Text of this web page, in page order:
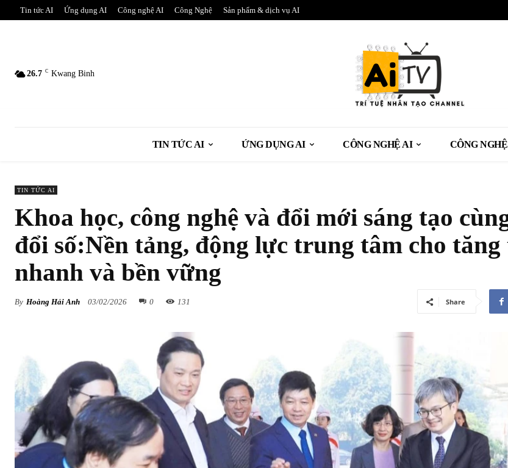
Tin tức AI Ứng dụng AI Công nghệ AI Công Nghệ Sản phẩm & dịch vụ AI
26.7 C Kwang Binh
TIN TỨC AI ỨNG DỤNG AI CÔNG NGHỆ AI CÔNG NGHỆ
TIN TỨC AI
Khoa học, công nghệ và đổi mới sáng tạo
đổi số:Nền tảng, động lực trung tâm cho
nhanh và bền vững
By Hoàng Hải Anh 03/02/2026 0 131 Share